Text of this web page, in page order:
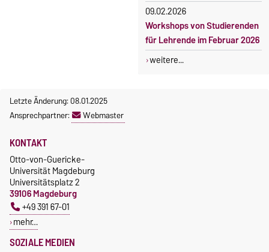
09.02.2026
Workshops von Studierenden
für Lehrende im Februar 2026
weitere...
Letzte Änderung: 08.01.2025
Ansprechpartner:
Webmaster
SOZIALE MEDIEN
KONTAKT
Otto-von-Guericke-
Universität Magdeburg
Universitätsplatz 2
39106 Magdeburg
+49 391 67-01
mehr…